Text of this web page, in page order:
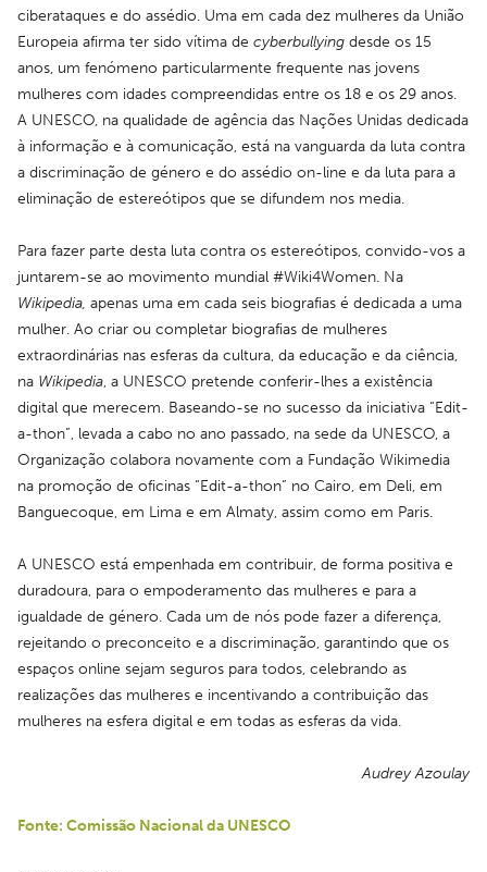
ciberataques e do assédio. Uma em cada dez mulheres da União
Europeia afirma ter sido vítima de cyberbullying desde os 15
anos, um fenómeno particularmente frequente nas jovens
mulheres com idades compreendidas entre os 18 e os 29 anos.
A UNESCO, na qualidade de agência das Nações Unidas dedicada
à informação e à comunicação, está na vanguarda da luta contra
a discriminação de género e do assédio on-line e da luta para a
eliminação de estereótipos que se difundem nos media.
Para fazer parte desta luta contra os estereótipos, convido-vos a
Wikipedia, apenas uma em cada seis biografias é dedicada a uma
mulher. Ao criar ou completar biografias de mulheres
extraordinárias nas esferas da cultura, da educação e da ciência,
na Wikipedia, a UNESCO pretende conferir-lhes a existência
digital que merecem. Baseando-se no sucesso da iniciativa “Edit-
a-thon”, levada a cabo no ano passado, na sede da UNESCO, a
Organização colabora novamente com a Fundação Wikimedia
na promoção de oficinas “Edit-a-thon” no Cairo, em Deli, em
Banguecoque, em Lima e em Almaty, assim como em Paris.
A UNESCO está empenhada em contribuir, de forma positiva e
duradoura, para o empoderamento das mulheres e para a
igualdade de género. Cada um de nós pode fazer a diferença,
rejeitando o preconceito e a discriminação, garantindo que os
espaços online sejam seguros para todos, celebrando as
realizações das mulheres e incentivando a contribuição das
mulheres na esfera digital e em todas as esferas da vida.
Audrey Azoulay
Fonte: Comissão Nacional da UNESCO